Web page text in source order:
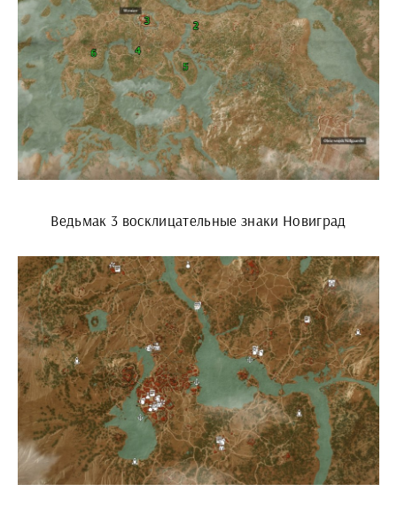
Ведьмак 3 восклицательные знаки Новиград